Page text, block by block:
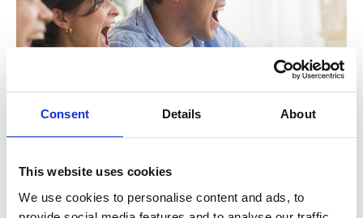
Consent Details About
This website uses cookies
We use cookies to personalise content and ads, to
Teaser
Text
Complétez votre offre TV et profitez des
programmes que vous aimez.